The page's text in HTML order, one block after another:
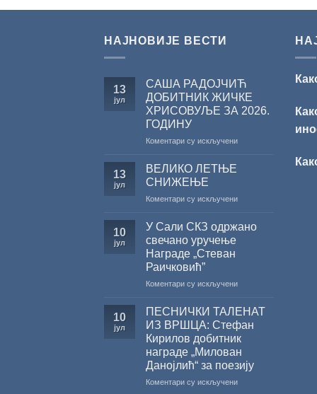
НАЈНОВИЈЕ ВЕСТИ
13
јул
САША РАДОЈЧИЋ
ДОБИТНИК ЖИЧКЕ
ХРИСОВУЉЕ ЗА 2026.
ГОДИНУ
Коментари су искљученина
ХРИСОВУЉЕ
2026.
13
јул
ВЕЛИКО ЛЕТЊЕ
СНИЖЕЊЕ
Коментари су искљученина
10
јул
У Сали СКЗ одржано
свечано уручење
Награде „Стеван
Раичковић”
Коментари су искљученина
Сали
СКЗ
одржано
свечано
уручење
Награде
„Стеван
10
јул
ПЕСНИЧКИ ТАЛЕНАТ
ИЗ ВРШЦА: Стефан
Кирилов добитник
награде „Милован
Данојлић“ за поезију
Коментари су искљученина